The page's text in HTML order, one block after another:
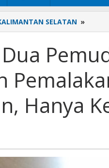
SELATAN »
Viral
Cegat
Mobil
Boks
atau
Hanya